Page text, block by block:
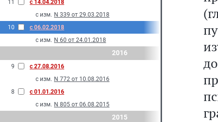
11
с 14.04.2018
с изм. N 339 от 29.03.2018
10
с 06.02.2018
с изм. N 60 от 24.01.2018
2016
9
с 27.08.2016
с изм. N 772 от 10.08.2016
8
с 01.01.2016
с изм. N 805 от 06.08.2015
2015